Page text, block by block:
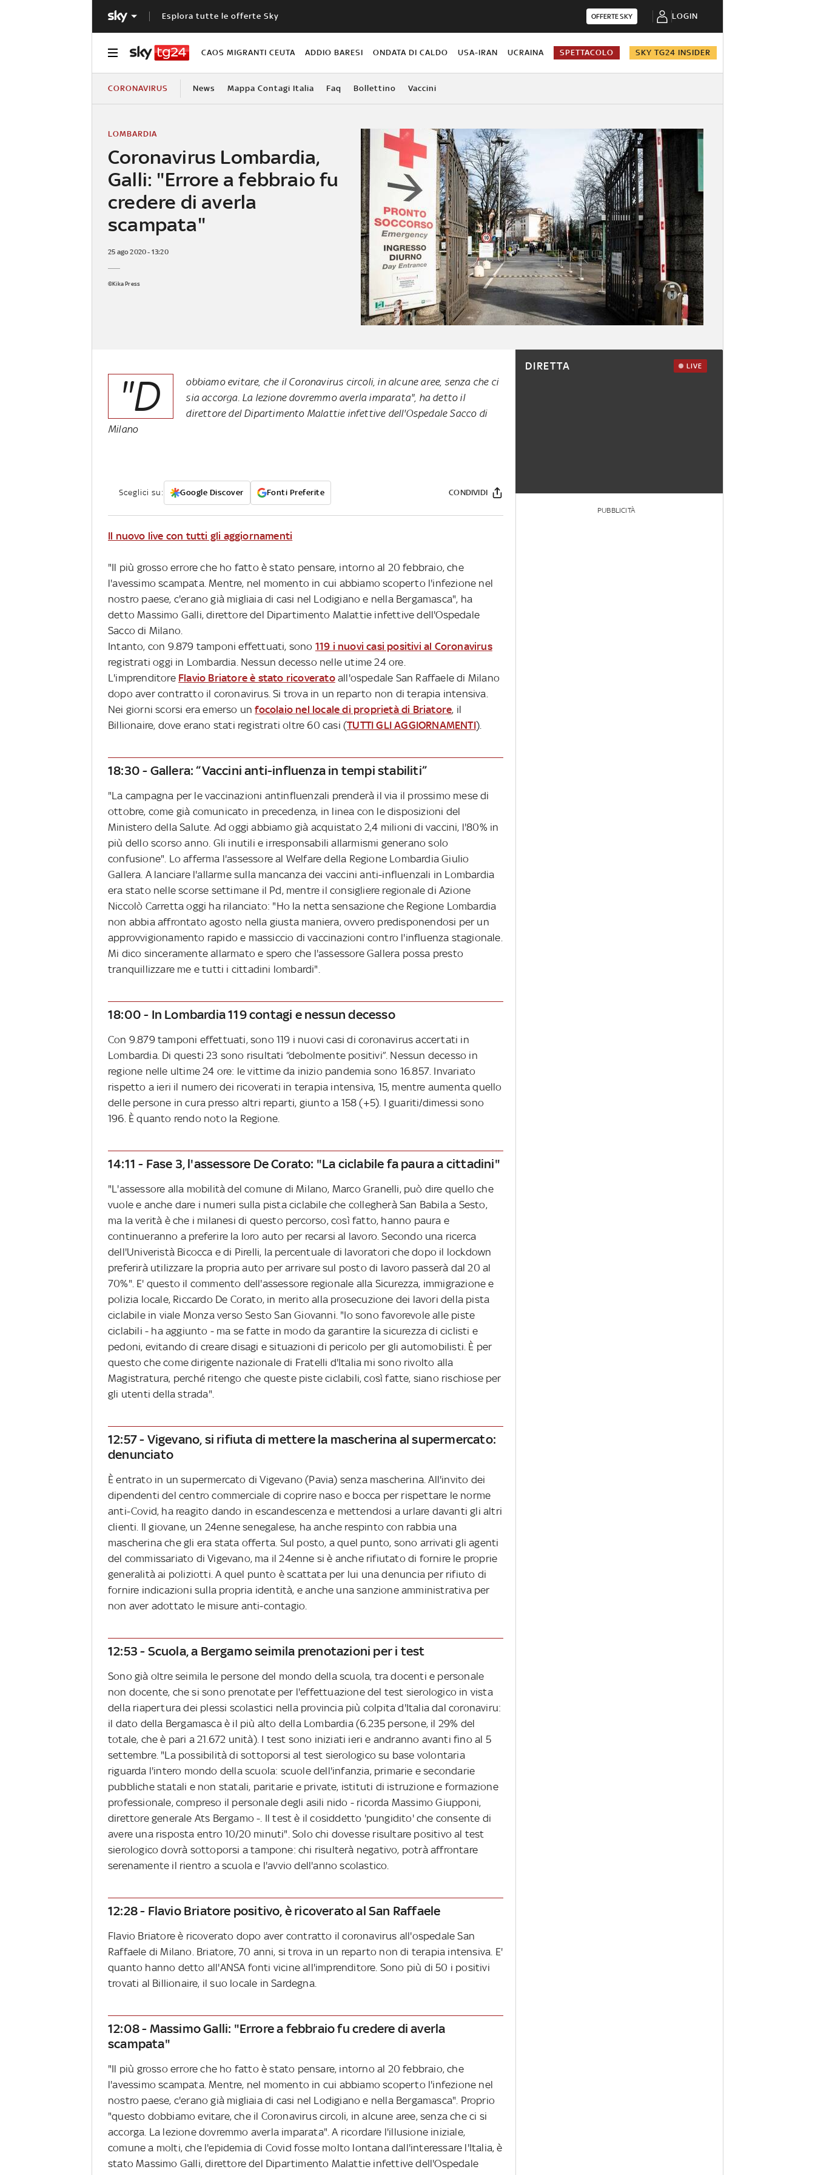
Esplora tutte le offerte Sky OFFERTE SKY LOGIN
CAOS MIGRANTI CEUTA ADDIO BARESI ONDATA DI CALDO USA-IRAN UCRAINA SPETTACOLO SKY TG24 INSIDER
CORONAVIRUS News Mappa Contagi Italia Faq Bollettino Vaccini
Coronavirus Lombardia,
Galli: "Errore a febbraio fu
credere di averla
scampata"
LOMBARDIA
25 ago 2020 - 13:20
©Kika Press
"D
obbiamo evitare, che il Coronavirus circoli, in alcune aree, senza che ci
sia accorga. La lezione dovremmo averla imparata", ha detto il
direttore del Dipartimento Malattie infettive dell'Ospedale Sacco di
Milano
Sceglici su: Google Discover Fonti Preferite CONDIVIDI
Il nuovo live con tutti gli aggiornamenti
"Il più grosso errore che ho fatto è stato pensare, intorno al 20 febbraio, che
l'avessimo scampata. Mentre, nel momento in cui abbiamo scoperto l'infezione nel
nostro paese, c'erano già migliaia di casi nel Lodigiano e nella Bergamasca", ha
detto Massimo Galli, direttore del Dipartimento Malattie infettive dell'Ospedale
Sacco di Milano.
Intanto, con 9.879 tamponi effettuati, sono 119 i nuovi casi positivi al Coronavirus
registrati oggi in Lombardia. Nessun decesso nelle utime 24 ore.
L'imprenditore Flavio Briatore è stato ricoveratoall'ospedale San Raffaele di Milano
dopo aver contratto il coronavirus. Si trova in un reparto non di terapia intensiva.
Nei giorni scorsi era emerso unfocolaio nel locale di proprietà di Briatore, il
Billionaire, dove erano stati registrati oltre 60 casi (TUTTI GLI AGGIORNAMENTI).
18:30 - Gallera: “Vaccini anti-influenza in tempi stabiliti”
"La campagna per le vaccinazioni antinfluenzali prenderà il via il prossimo mese di
ottobre, come già comunicato in precedenza, in linea con le disposizioni del
Ministero della Salute. Ad oggi abbiamo già acquistato 2,4 milioni di vaccini, l'80% in
più dello scorso anno. Gli inutili e irresponsabili allarmismi generano solo
confusione". Lo afferma l'assessore al Welfare della Regione Lombardia Giulio
Gallera. A lanciare l'allarme sulla mancanza dei vaccini anti-influenzali in Lombardia
era stato nelle scorse settimane il Pd, mentre il consigliere regionale di Azione
Niccolò Carretta oggi ha rilanciato: "Ho la netta sensazione che Regione Lombardia
non abbia affrontato agosto nella giusta maniera, ovvero predisponendosi per un
approvvigionamento rapido e massiccio di vaccinazioni contro l'influenza stagionale.
Mi dico sinceramente allarmato e spero che l'assessore Gallera possa presto
tranquillizzare me e tutti i cittadini lombardi".
18:00 - In Lombardia 119 contagi e nessun decesso
Con 9.879 tamponi effettuati, sono 119 i nuovi casi di coronavirus accertati in
Lombardia. Di questi 23 sono risultati “debolmente positivi”. Nessun decesso in
regione nelle ultime 24 ore: le vittime da inizio pandemia sono 16.857. Invariato
rispetto a ieri il numero dei ricoverati in terapia intensiva, 15, mentre aumenta quello
delle persone in cura presso altri reparti, giunto a 158 (+5). I guariti/dimessi sono
196. È quanto rendo noto la Regione.
14:11 - Fase 3, l'assessore De Corato: "La ciclabile fa paura a cittadini"
"L'assessore alla mobilità del comune di Milano, Marco Granelli, può dire quello che
vuole e anche dare i numeri sulla pista ciclabile che collegherà San Babila a Sesto,
ma la verità è che i milanesi di questo percorso, così fatto, hanno paura e
continueranno a preferire la loro auto per recarsi al lavoro. Secondo una ricerca
dell'Univeristà Bicocca e di Pirelli, la percentuale di lavoratori che dopo il lockdown
preferirà utilizzare la propria auto per arrivare sul posto di lavoro passerà dal 20 al
70%". E' questo il commento dell'assessore regionale alla Sicurezza, immigrazione e
polizia locale, Riccardo De Corato, in merito alla prosecuzione dei lavori della pista
ciclabile in viale Monza verso Sesto San Giovanni. "Io sono favorevole alle piste
ciclabili - ha aggiunto - ma se fatte in modo da garantire la sicurezza di ciclisti e
pedoni, evitando di creare disagi e situazioni di pericolo per gli automobilisti. È per
questo che come dirigente nazionale di Fratelli d'Italia mi sono rivolto alla
Magistratura, perché ritengo che queste piste ciclabili, così fatte, siano rischiose per
gli utenti della strada".
12:57 - Vigevano, si rifiuta di mettere la mascherina al supermercato:
denunciato
È entrato in un supermercato di Vigevano (Pavia) senza mascherina. All'invito dei
dipendenti del centro commerciale di coprire naso e bocca per rispettare le norme
anti-Covid, ha reagito dando in escandescenza e mettendosi a urlare davanti gli altri
clienti. Il giovane, un 24enne senegalese, ha anche respinto con rabbia una
mascherina che gli era stata offerta. Sul posto, a quel punto, sono arrivati gli agenti
del commissariato di Vigevano, ma il 24enne si è anche rifiutato di fornire le proprie
generalità ai poliziotti. A quel punto è scattata per lui una denuncia per rifiuto di
fornire indicazioni sulla propria identità, e anche una sanzione amministrativa per
non aver adottato le misure anti-contagio.
12:53 - Scuola, a Bergamo seimila prenotazioni per i test
Sono già oltre seimila le persone del mondo della scuola, tra docenti e personale
non docente, che si sono prenotate per l'effettuazione del test sierologico in vista
della riapertura dei plessi scolastici nella provincia più colpita d'Italia dal coronaviru:
il dato della Bergamasca è il più alto della Lombardia (6.235 persone, il 29% del
totale, che è pari a 21.672 unità). I test sono iniziati ieri e andranno avanti fino al 5
settembre. "La possibilità di sottoporsi al test sierologico su base volontaria
riguarda l'intero mondo della scuola: scuole dell'infanzia, primarie e secondarie
pubbliche statali e non statali, paritarie e private, istituti di istruzione e formazione
professionale, compreso il personale degli asili nido - ricorda Massimo Giupponi,
direttore generale Ats Bergamo -. Il test è il cosiddetto 'pungidito' che consente di
avere una risposta entro 10/20 minuti". Solo chi dovesse risultare positivo al test
sierologico dovrà sottoporsi a tampone: chi risulterà negativo, potrà affrontare
serenamente il rientro a scuola e l'avvio dell'anno scolastico.
12:28 - Flavio Briatore positivo, è ricoverato al San Raffaele
Flavio Briatore è ricoverato dopo aver contratto il coronavirus all'ospedale San
Raffaele di Milano. Briatore, 70 anni, si trova in un reparto non di terapia intensiva. E'
quanto hanno detto all'ANSA fonti vicine all'imprenditore. Sono più di 50 i positivi
trovati al Billionaire, il suo locale in Sardegna.
12:08 - Massimo Galli: "Errore a febbraio fu credere di averla
scampata"
"Il più grosso errore che ho fatto è stato pensare, intorno al 20 febbraio, che
l'avessimo scampata. Mentre, nel momento in cui abbiamo scoperto l'infezione nel
nostro paese, c'erano già migliaia di casi nel Lodigiano e nella Bergamasca". Proprio
"questo dobbiamo evitare, che il Coronavirus circoli, in alcune aree, senza che ci si
accorga. La lezione dovremmo averla imparata". A ricordare l'illusione iniziale,
comune a molti, che l'epidemia di Covid fosse molto lontana dall'interessare l'Italia, è
stato Massimo Galli, direttore del Dipartimento Malattie infettive dell'Ospedale
DIRETTA LIVE
PUBBLICITÀ